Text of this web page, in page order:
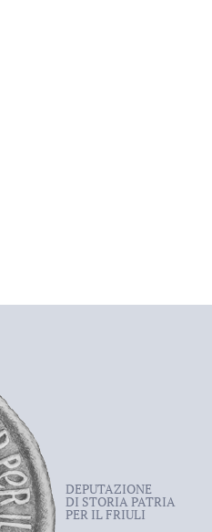
DEPUTAZIONE
DI STORIA PATRIA
PER IL FRIULI